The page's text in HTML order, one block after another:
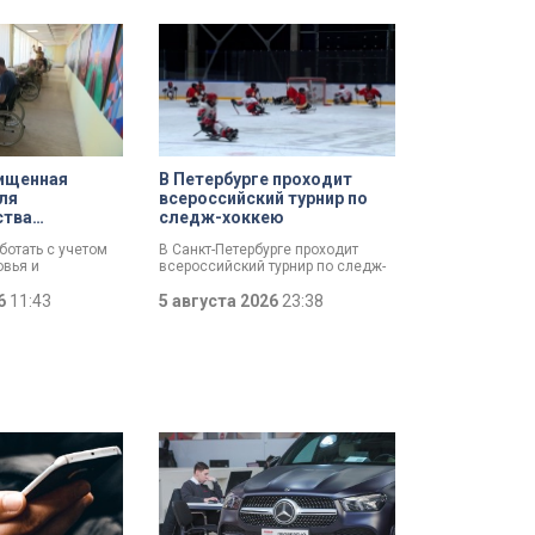
стартовал
с учетом
и
пилотный
11:43
В Петербурге проходит
всероссийский турнир по
следж-хоккею
В Санкт-Петербурге проходит
всероссийский турнир по следж-
только медали, но и возможность
5 августа 2026 23:38